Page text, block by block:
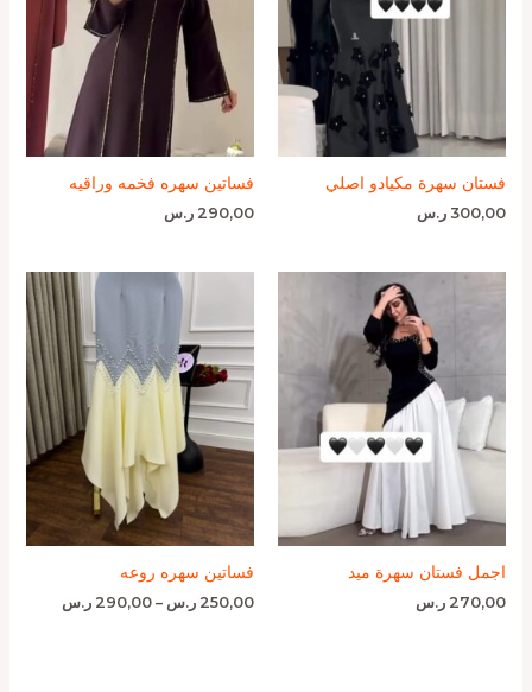
فستان سهرة مكيادو اصلي
300,00 ر.س
فساتين سهره فخمه وراقيه
290,00 ر.س
اجمل فستان سهرة ميد
270,00 ر.س
فساتين سهره روعه
250,00 ر.س –
290,00 ر.س
نطاق
السعر:
من
خلال